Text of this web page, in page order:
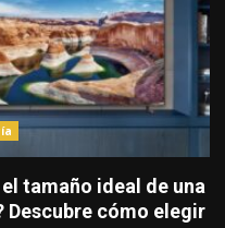
el tamaño ideal de una
Descubre cómo elegir